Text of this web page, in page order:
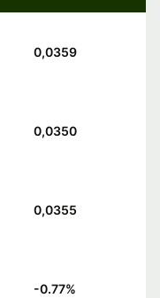
0,0359
0,0350
0,0355
-0.77%